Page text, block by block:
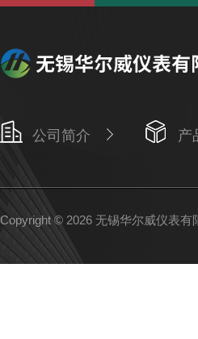
公司简介 产
Copyright © 2026 无锡华尔威仪表